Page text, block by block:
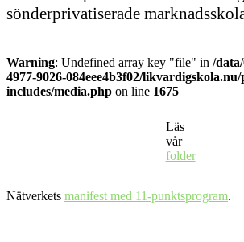
sönderprivatiserade
Warning: Undefined array key "file" in /
4977-9026-084eee4b3f02/
includes/media.php on line 1675
Läs
vår
folder
Nätverkets manifest med 11-punktsprogram.